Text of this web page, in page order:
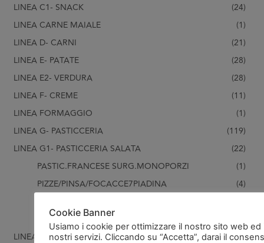
LINEA C1- SNACK
(24)
LINEA CARNE MAIALE
(1)
LINEA D- CARNI
(21)
LINEA E- PATATE
(28)
LINEA E2- VERDURA
(28)
LINEA F- CREME
(11)
LINEA FORMAGGIO
(1)
LINEA G- PASTICCERIA
(119)
LINEA G1- PASTICCERIA SALATA
(22)
PASTIC.FRANCESE SURG.MONOPORZI
(1)
PIZZE/PINSA/FOCACCE7PIADINA
(4)
TRAMEZZINI/PANETTONI
LINEA H- PESCE/CROSTACEI
(99)
Cookie Banner
Usiamo i cookie per ottimizzare il nostro sito web ed
nostri servizi. Cliccando su “Accetta”, darai il